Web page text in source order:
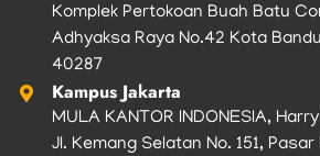
Komplek Pertokoan Buah Batu
Adhyaksa Raya No.42 Kota
40287
Kampus Jakarta
MULA KANTOR INDONESIA,
Jl. Kemang Selatan No. 151,